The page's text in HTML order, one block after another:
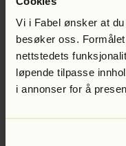
Vi i Fabel ønsker at
besøker oss.
nettstedets
løpende tilpasse
i annonser for å